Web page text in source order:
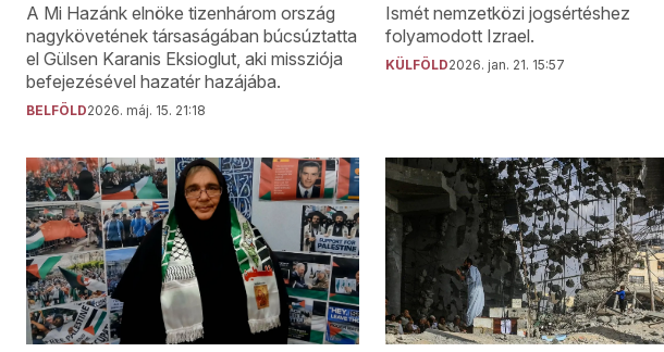
A Mi Hazánk elnöke tizenhárom ország
nagykövetének társaságában búcsúztatta
el Gülsen Karanis Eksioglut, aki missziója
befejezésével hazatér hazájába.
BELFÖLD2026. máj. 15. 21:18
Ismét nemzetközi jogsértéshez
folyamodott Izrael.
KÜLFÖLD2026. jan. 21. 15:57